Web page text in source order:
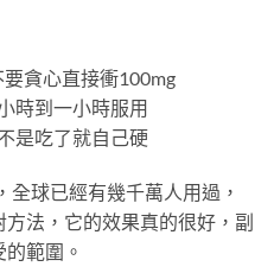
貪心直接衝100mg
時到一小時服用
是吃了就自己硬
球已經有幾千萬人用過，
法，它的效果真的很好，副
範圍。